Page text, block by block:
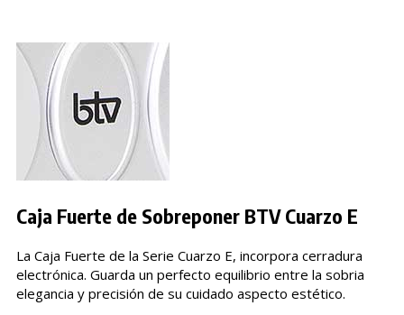
Caja Fuerte de Sobreponer BTV Cuarzo E
La Caja Fuerte de la Serie Cuarzo E, incorpora cerradura
electrónica. Guarda un perfecto equilibrio entre la sobria
elegancia y precisión de su cuidado aspecto estético.